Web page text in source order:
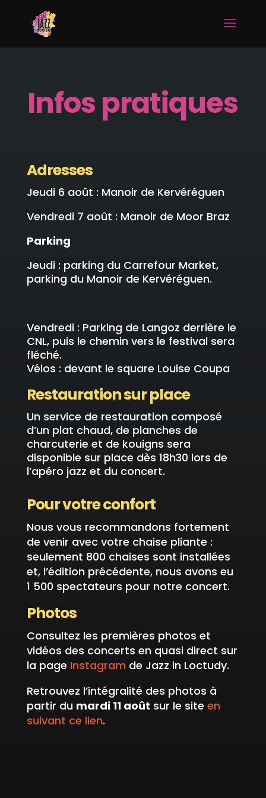
Infos pratiques
Adresses
Jeudi 6 août : Manoir de Kervéréguen
Vendredi 7 août : Manoir de Moor Braz
Parking
Jeudi : parking du Carrefour Market,
parking du Manoir de Kervéréguen.
Vendredi : Parking de Langoz derrière le
CNL, puis le chemin vers le festival sera
fléché.
Vélos : devant le square Louise Coupa
Restauration sur place
Un service de restauration composé
d’un plat chaud, de planches de
charcuterie et de kouigns sera
disponible sur place dès 18h30 lors de
l’apéro jazz et du concert.
Pour votre confort
Nous vous recommandons fortement
de venir avec votre chaise pliante :
seulement 800 chaises sont installées
et, l’édition précédente, nous avons eu
1 500 spectateurs pour notre concert.
Photos
Consultez les premières photos et
vidéos des concerts en quasi direct sur
la page Instagram de Jazz in Loctudy.
Retrouvez l’intégralité des photos à
partir du mardi 11 août sur le site en
suivant ce lien.